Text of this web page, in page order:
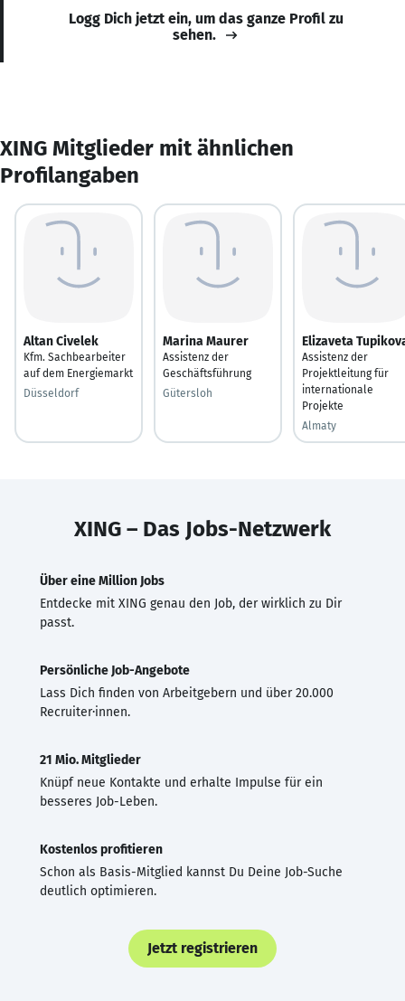
Logg Dich jetzt ein, um das ganze Profil zu
sehen.
XING Mitglieder mit ähnlichen
Profilangaben
Altan Civelek
Kfm. Sachbearbeiter
auf dem Energiemarkt
Düsseldorf
Marina Maurer
Assistenz der
Geschäftsführung
Gütersloh
Elizaveta
Assistenz der
Projektleitung für
internationale
Projekte
Almaty
XING – Das Jobs-Netzwerk
Über eine Million Jobs
Entdecke mit XING genau den Job, der wirklich zu Dir
passt.
Persönliche Job-Angebote
Lass Dich finden von Arbeitgebern und über 20.000
Recruiter·innen.
21 Mio. Mitglieder
Knüpf neue Kontakte und erhalte Impulse für ein
besseres Job-Leben.
Kostenlos profitieren
Schon als Basis-Mitglied kannst Du Deine Job-Suche
deutlich optimieren.
Jetzt registrieren